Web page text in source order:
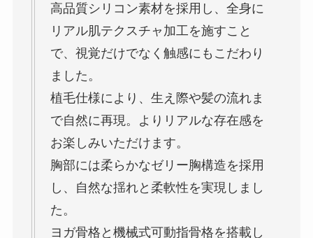
高品質シリコン素材を採用し、全身に
リアル肌テクスチャ加工を施すこと
で、視覚だけでなく触感にもこだわり
ました。
植毛仕様により、生え際や髪の流れま
で自然に再現。よりリアルな存在感を
お楽しみいただけます。
胸部には柔らかなゼリー胸構造を採用
し、自然な揺れと柔軟性を実現しまし
た。
ヨガ骨格と機械式可動指骨格を搭載し